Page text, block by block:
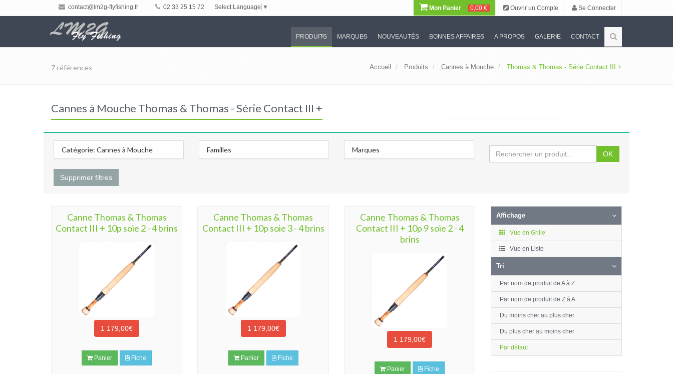
contact@lm2g-flyfishing.fr 02 33 25 15 72 Select Language ▼ Mon Panier 0,00 € Ouvrir un Compte Se Connecter
PRODUITS MARQUES NOUVEAUTÉS BONNES AFFAIRES A PROPOS GALERIE CONTACT
7 références Accueil Produits Cannes à Mouche Thomas & Thomas - Série Contact III +
Cannes à Mouche Thomas & Thomas - Série Contact III +
Catégorie: Cannes à Mouche Familles Marques
Supprimer filtres
OK
Canne Thomas & Thomas
Contact III + 10p soie 2 - 4 brins
1 179,00€
Panier Fiche
Canne Thomas & Thomas
Contact III + 10p soie 3 - 4 brins
1 179,00€
Panier Fiche
Canne Thomas & Thomas
Contact III + 10p 9 soie 2 - 4
brins
1 179,00€
Panier Fiche
Affichage
Vue en Grille
Vue en Liste
Tri
Par nom de produit de A à Z
Par nom de produit de Z à A
Du moins cher au plus cher
Du plus cher au moins cher
Par défaut